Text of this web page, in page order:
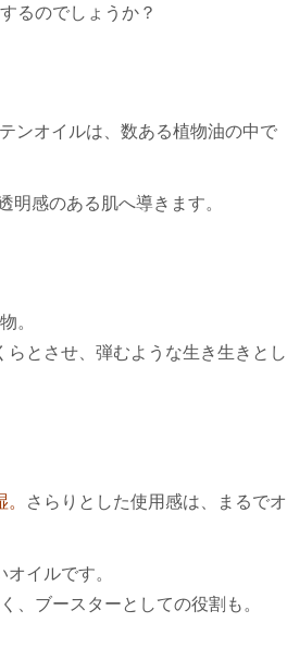
るのでしょうか？
ンオイルは、数ある植物油の中で
感のある肌へ導きます。
。
らとさせ、弾むような生き生きとし
さらりとした使用感は、まるでオ
イルです。
ブースターとしての役割も。